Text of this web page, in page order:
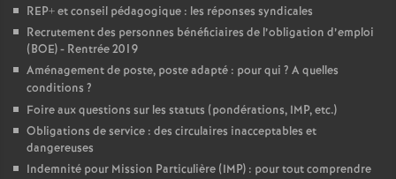
REP+ et conseil pédagogique : les réponses syndicales
Recrutement des personnes bénéficiaires de l’obligation d’emploi
(BOE) - Rentrée 2019
Aménagement de poste, poste adapté : pour qui ? A quelles
conditions ?
Foire aux questions sur les statuts (pondérations, IMP, etc.)
Obligations de service : des circulaires inacceptables et
dangereuses
Indemnité pour Mission Particulière (IMP) : pour tout comprendre